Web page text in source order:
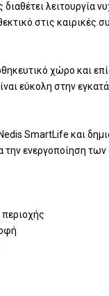
λειτουργία
στις καιρικές
χώρο και
εύκολη στην
SmartLife και
την ενεργοποίηση